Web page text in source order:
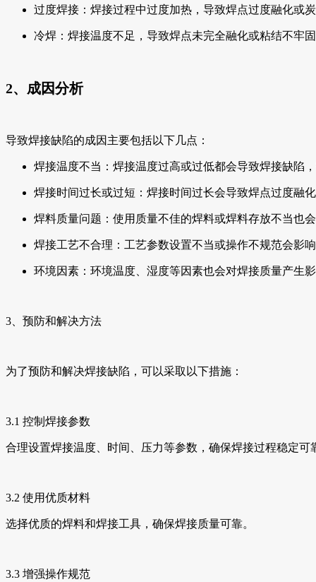
过度焊接：焊接过程中过度加热，导致焊点过度融化或炭
冷焊：焊接温度不足，导致焊点未完全融化或粘结不牢固
2、成因分析
导致焊接缺陷的成因主要包括以下几点：
焊接温度不当：焊接温度过高或过低都会导致焊接缺陷
焊接时间过长或过短：焊接时间过长会导致焊点过度融
焊料质量问题：使用质量不佳的焊料或焊料存放不当也会
焊接工艺不合理：工艺参数设置不当或操作不规范会影响
环境因素：环境温度、湿度等因素也会对焊接质量产生影
3、预防和解决方法
为了预防和解决焊接缺陷，可以采取以下措施：
3.1 控制焊接参数
合理设置焊接温度、时间、压力等参数，确保焊接过程稳定可
3.2 使用优质材料
选择优质的焊料和焊接工具，确保焊接质量可靠。
3.3 增强操作规范